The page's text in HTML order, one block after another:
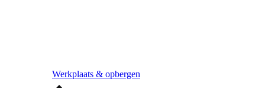
Werkplaats & opbergen